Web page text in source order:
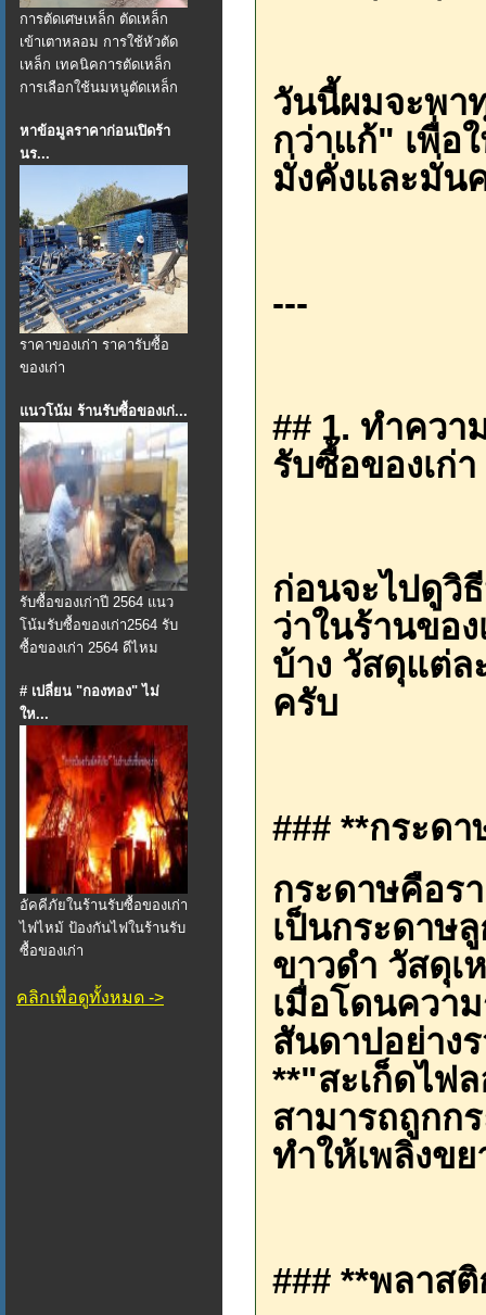
การตัดเศษเหล็ก ตัดเหล็ก
เข้าเตาหลอม การใช้หัวตัด
เหล็ก เทคนิคการตัดเหล็ก
การเลือกใช้นมหนูตัดเหล็ก
หาข้อมูลราคาก่อนเปิดร้า
นร...
ราคาของเก่า ราคารับซื้อ
ของเก่า
แนวโน้ม ร้านรับซื้อของเก่...
รับซื้อของเก่าปี 2564 แนว
โน้มรับซื้อของเก่า2564 รับ
ซื้อของเก่า 2564 ดีไหม
# เปลี่ยน "กองทอง" ไม่
ให...
อัคคีภัยในร้านรับซื้อของเก่า
ไฟไหม้ ป้องกันไฟในร้านรับ
ซื้อของเก่า
คลิกเพื่อดูทั้งหมด ->
วันนี้ผมจะพา
กว่าแก้" เพื่อ
มั่งคั่งและมั่น
---
## 1. ทำคว
รับซื้อของเก่า
ก่อนจะไปดูวิ
ว่าในร้านขอ
บ้าง วัสดุแต่
ครับ
### **กระดา
กระดาษคือร
เป็นกระดาษ
ขาวดำ วัสดุ
เมื่อโดนควา
สันดาปอย่าง
**"สะเก็ดไฟ
สามารถถูกก
ทำให้เพลิงข
### **พลาส